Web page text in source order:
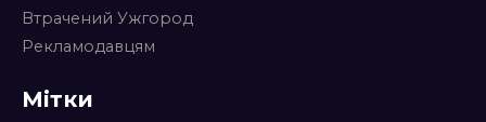
Втрачений Ужгород
Рекламодавцям
Мітки